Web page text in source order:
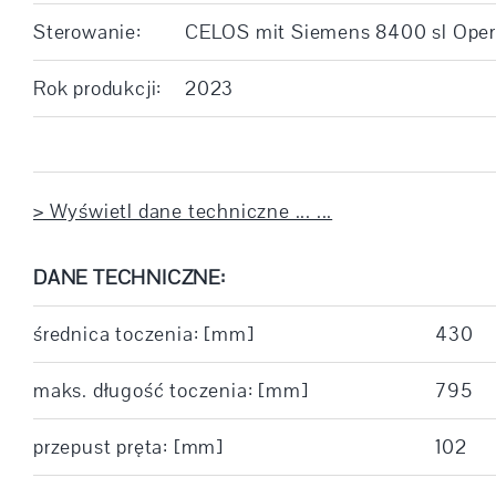
Sterowanie: CELOS mit Siemens 8400 sl
Rok produkcji: 2023
> Wyświetl dane techniczne ... ...
DANE TECHNICZNE:
średnica toczenia: [mm] 430
maks. długość toczenia: [mm] 795
przepust pręta: [mm] 102